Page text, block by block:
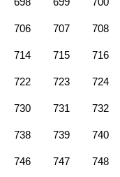
706 707 708
714 715 716
722 723 724
730 731 732
738 739 740
746 747 748